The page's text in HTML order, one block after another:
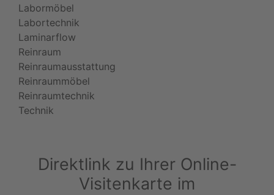
Labormöbel
Labortechnik
Laminarflow
Reinraum
Reinraumausstattung
Reinraummöbel
Reinraumtechnik
Technik
Direktlink zu Ihrer Online-
Visitenkarte im